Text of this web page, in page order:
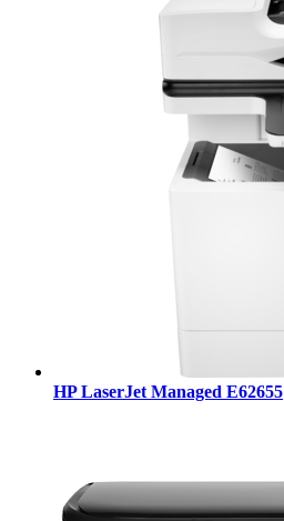
HP LaserJet Managed E62655